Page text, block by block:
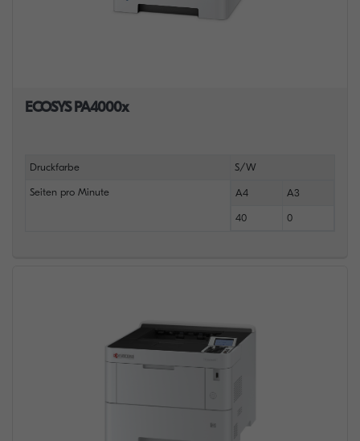
ECOSYS PA4000x
Druckfarbe S/W
Seiten pro Minute A4 A3
40 0